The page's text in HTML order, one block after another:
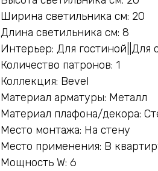
Ширина светильника см: 20
Длина светильника см: 8
Интерьер: Для гостиной||Для
Количество патронов: 1
Коллекция: Bevel
Материал арматуры: Металл
Материал плафона/декора:
Место монтажа: На стену
Место применения: В
Мощность W: 6